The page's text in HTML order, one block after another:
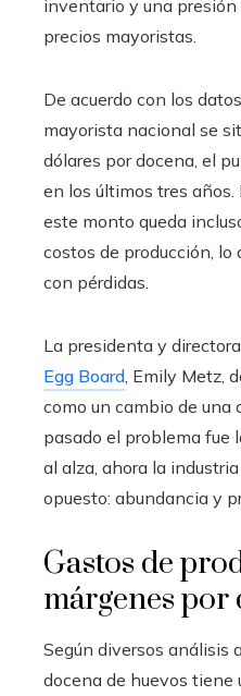
inventario y una
precios mayoristas.
De acuerdo con los
mayorista nacional se
dólares por docena, el
en los últimos tres años.
este monto queda
costos de producción, lo
con pérdidas.
La presidenta y
Egg Board , Emily Metz,
como un cambio de una
pasado el problema fue
al alza, ahora la
opuesto: abundancia y
Gastos de
márgenes por
Según diversos análisis
docena de huevos tiene